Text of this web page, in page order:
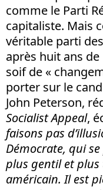
comme le Parti
capitaliste. Mais
véritable parti
après huit ans
soif de «
porter sur le
John Peterson,
Socialist Appeal,
faisons pas
Démocrate, qui
plus gentil et
américain. Il est